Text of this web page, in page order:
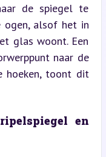
de spiegel te
alsof het in
glas woont. Een
naar de
hoeken, toont dit
en